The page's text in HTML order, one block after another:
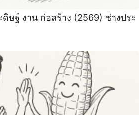
ดิษฐ์ งาน ก่อสร้าง (2569) ช่างประ